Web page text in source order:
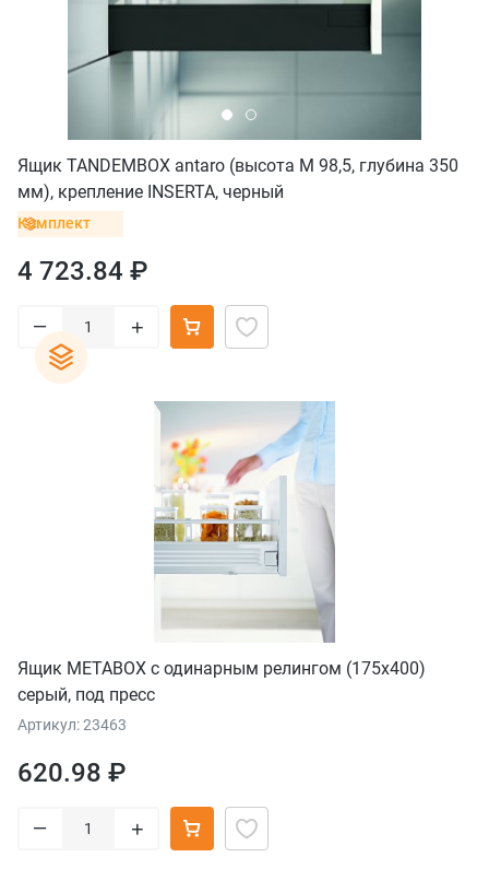
Ящик TANDEMBOX antaro (высота М 98,5, глубина 350
мм), крепление INSERTA, черный
Комплект
4 723.84 ₽
– +
Ящик METABOX с одинарным релингом (175х400)
серый, под пресс
Артикул: 23463
620.98 ₽
– +